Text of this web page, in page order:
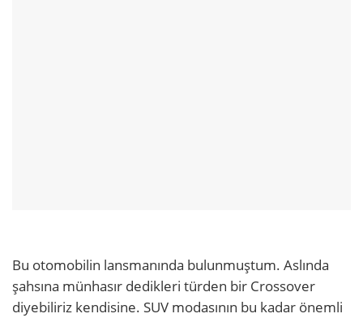
Bu otomobilin lansmanında bulunmuştum. Aslında
şahsına münhasır dedikleri türden bir Crossover
diyebiliriz kendisine. SUV modasının bu kadar önemli